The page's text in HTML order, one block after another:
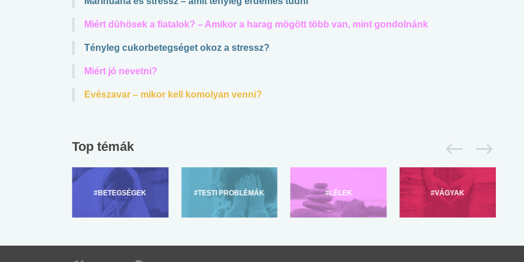
Miért dühösek a fiatalok? – Amikor a harag mögött több van, mint gondolnánk
Tényleg cukorbetegséget okoz a stressz?
Miért jó nevetni?
Evészavar – mikor kell komolyan venni?
Top témák
#BETEGSÉGEK #TESTI PROBLÉMÁK #LÉLEK #VÁGYAK